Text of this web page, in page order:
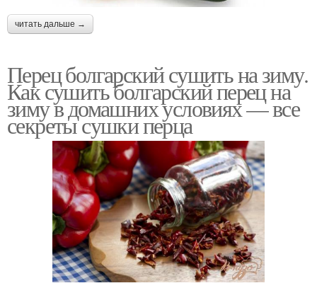
читать дальше →
Перец болгарский сушить на зиму.
Как сушить болгарский перец на
зиму в домашних условиях — все
секреты сушки перца